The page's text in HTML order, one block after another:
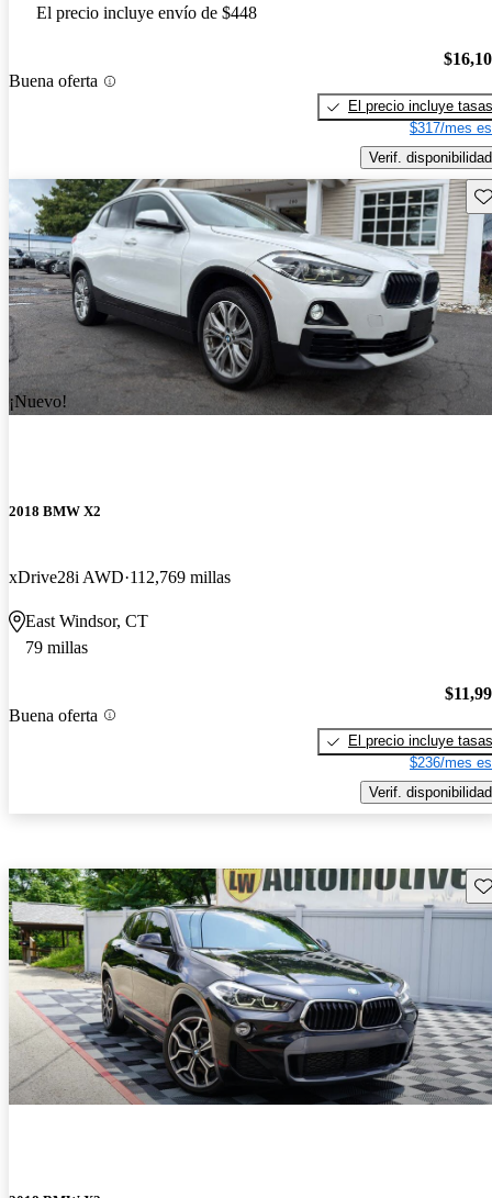
El precio incluye envío de $448
Buena oferta
El precio incluye tasas
$317/mes
Verif. disponibilidad
¡Nuevo!
2018 BMW X2
xDrive28i AWD 112,769 millas
East Windsor, CT
79 millas
Buena oferta
El precio incluye tasas
$236/mes
Verif. disponibilidad